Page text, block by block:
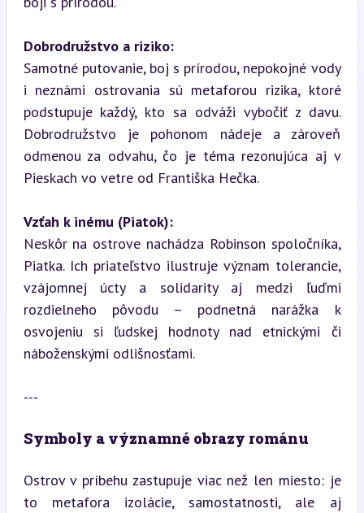
Dobrodružstvo a riziko:
Samotné putovanie, boj s prírodou, nepokojné vody
i neznámi ostrovania sú metaforou rizika, ktoré
podstupuje každý, kto sa odváži vybočiť z davu.
Dobrodružstvo je pohonom nádeje a zároveň
odmenou za odvahu, čo je téma rezonujúca aj v
Pieskach vo vetre od Františka Hečka.
Vzťah k inému (Piatok):
Neskôr na ostrove nachádza Robinson spoločníka,
Piatka. Ich priateľstvo ilustruje význam tolerancie,
vzájomnej úcty a solidarity aj medzi ľuďmi
rozdielneho pôvodu – podnetná narážka k
osvojeniu si ľudskej hodnoty nad etnickými či
náboženskými odlišnosťami.
---
Symboly a významné obrazy románu
Ostrov v príbehu zastupuje viac než len miesto: je
to metafora izolácie, samostatnosti, ale aj